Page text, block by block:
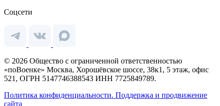
Соцсети
© 2026 Общество с ограниченной ответственностью
«поВоенке» Москва, Хорошёвское шоссе, 38к1, 5 этаж, офис
521, ОГРН 5147746388543 ИНН 7725849789.
Политика конфиденциальности. Поддержка и продвижение
сайта